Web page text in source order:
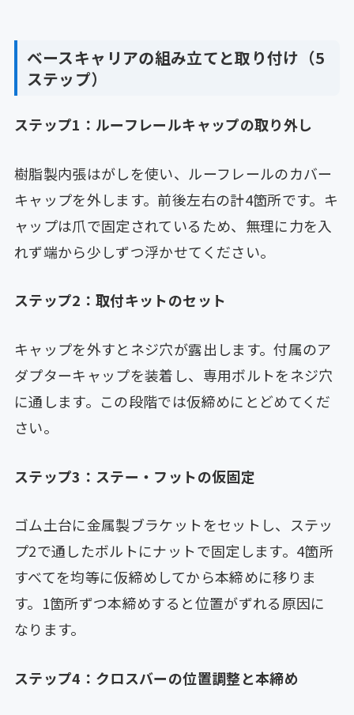
ベースキャリアの組み立てと取り付け（5
ステップ）
ステップ1：ルーフレールキャップの取り外し
樹脂製内張はがしを使い、ルーフレールのカバー
キャップを外します。前後左右の計4箇所です。キ
ャップは爪で固定されているため、無理に力を入
れず端から少しずつ浮かせてください。
ステップ2：取付キットのセット
キャップを外すとネジ穴が露出します。付属のア
ダプターキャップを装着し、専用ボルトをネジ穴
に通します。この段階では仮締めにとどめてくだ
さい。
ステップ3：ステー・フットの仮固定
ゴム土台に金属製ブラケットをセットし、ステッ
プ2で通したボルトにナットで固定します。4箇所
すべてを均等に仮締めしてから本締めに移りま
す。1箇所ずつ本締めすると位置がずれる原因に
なります。
ステップ4：クロスバーの位置調整と本締め